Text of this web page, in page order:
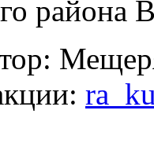
района